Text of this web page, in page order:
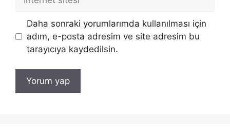
Daha sonraki yorumlarımda kullanılması için
adım, e-posta adresim ve site adresim bu
tarayıcıya kaydedilsin.